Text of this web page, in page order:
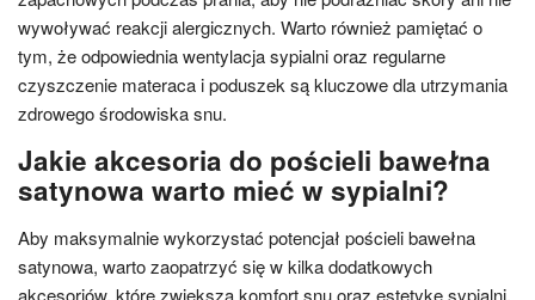
wywoływać reakcji alergicznych. Warto również pamiętać o
tym, że odpowiednia wentylacja sypialni oraz regularne
czyszczenie materaca i poduszek są kluczowe dla utrzymania
zdrowego środowiska snu.
Jakie akcesoria do pościeli bawełna
satynowa warto mieć w sypialni?
Aby maksymalnie wykorzystać potencjał pościeli bawełna
satynowa, warto zaopatrzyć się w kilka dodatkowych
akcesoriów, które zwiększą komfort snu oraz estetykę sypialni.